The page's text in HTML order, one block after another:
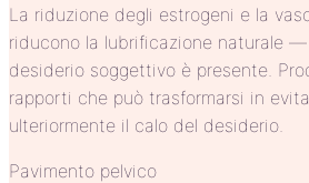
La riduzione degli estrogeni e la
riducono la lubrificazione naturale
desiderio soggettivo è presente.
rapporti che può trasformarsi in
ulteriormente il calo del desiderio.
Pavimento pelvico